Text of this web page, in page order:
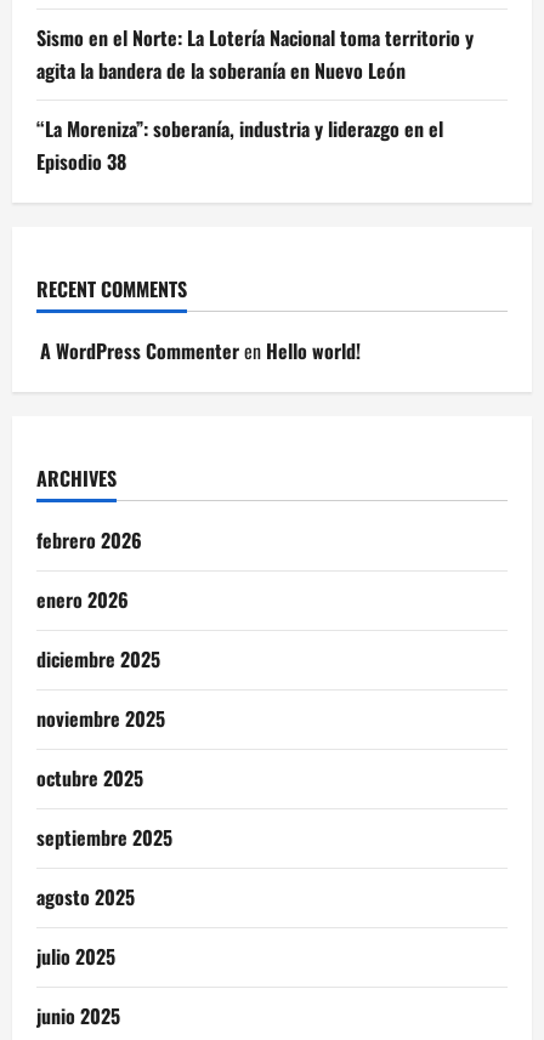
Sismo en el Norte: La Lotería Nacional toma territorio y
agita la bandera de la soberanía en Nuevo León
“La Moreniza”: soberanía, industria y liderazgo en el
Episodio 38
RECENT COMMENTS
A WordPress Commenteren Hello world!
ARCHIVES
febrero 2026
enero 2026
diciembre 2025
noviembre 2025
octubre 2025
septiembre 2025
agosto 2025
julio 2025
junio 2025